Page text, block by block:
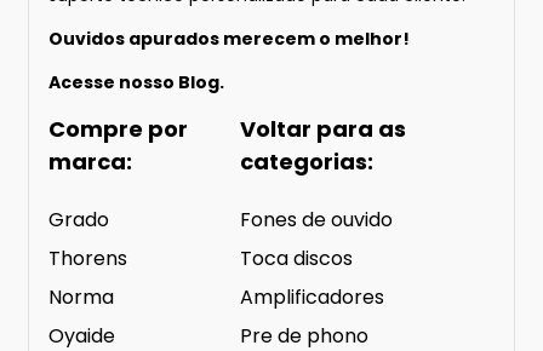
Ouvidos apurados merecem o melhor!
Acesse nosso Blog.
Compre por
marca:
Grado
Thorens
Norma
Oyaide
Voltar para as
categorias:
Fones de ouvido
Toca discos
Amplificadores
Pre de phono